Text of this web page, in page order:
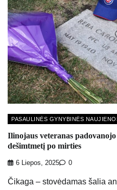
PASAULINĖS GYNYBINĖS
Ilinojaus veteranas
dešimtmetį po mirties
6 Liepos, 2025 0
Čikaga – stovėdamas šalia